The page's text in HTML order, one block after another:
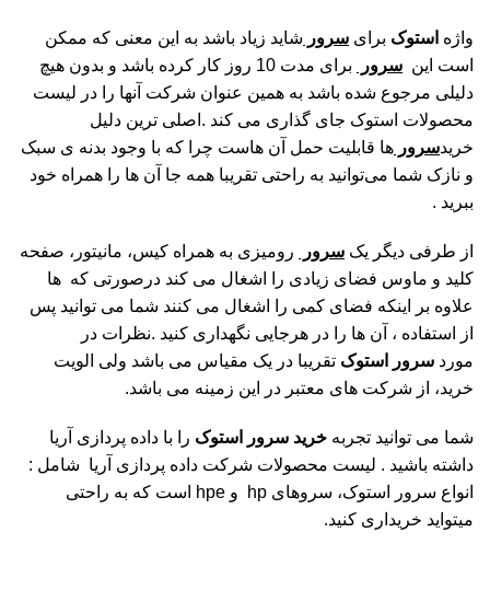
واژه استوک برای سرور شاید زیاد باشد به این معنی که ممکن
است این سرور
برای مدت 10 روز کار کرده باشد و بدون هیچ
دلیلی مرجوع شده باشد به همین عنوان شرکت آنها را در لیست
محصولات استوک جای گذاری می کند .اصلی ترین دلیل
خریدسرور ها قابلیت حمل آن هاست چرا که با وجود بدنه ی سبک
و نازک شما می‌توانید به راحتی تقریبا همه جا آن ها را همراه خود
ببرید .
از طرفی دیگر یک سرور
رومیزی به همراه کیس، مانیتور، صفحه
کلید و ماوس فضای زیادی را اشغال می کند درصورتی که ها
علاوه بر اینکه فضای کمی را اشغال می کنند شما می توانید پس
از استفاده ، آن ها را در هرجایی نگهداری کنید .نظرات در
مورد سرور استوک تقریبا در یک مقیاس می باشد ولی الویت
خرید، از شرکت های معتبر در این زمینه می باشد.
شما می توانید تجربه خرید سرور استوک را با داده پردازی آریا
داشته باشید . لیست محصولات شرکت داده پردازی آریا شامل :
انواع سرور استوک، سروهای hp و hpe است که به راحتی
میتواید خریداری کنید.